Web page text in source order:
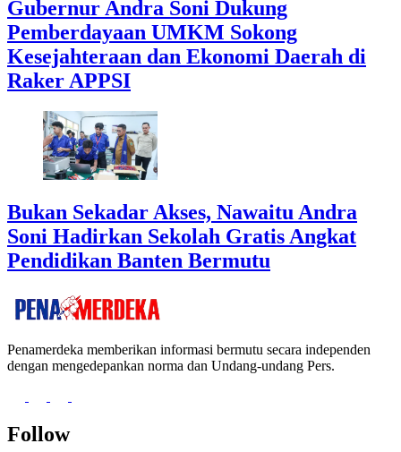
Gubernur Andra Soni Dukung
Pemberdayaan UMKM Sokong
Kesejahteraan dan Ekonomi Daerah di
Raker APPSI
Bukan Sekadar Akses, Nawaitu Andra
Soni Hadirkan Sekolah Gratis Angkat
Pendidikan Banten Bermutu
Penamerdeka memberikan informasi bermutu secara independen
dengan mengedepankan norma dan Undang-undang Pers.
Follow